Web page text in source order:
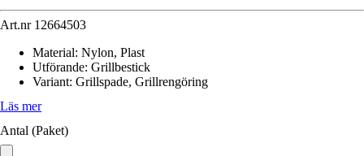
Art.nr 12664503
Material: Nylon, Plast
Utförande: Grillbestick
Variant: Grillspade, Grillrengöring
Läs mer
Antal (Paket)